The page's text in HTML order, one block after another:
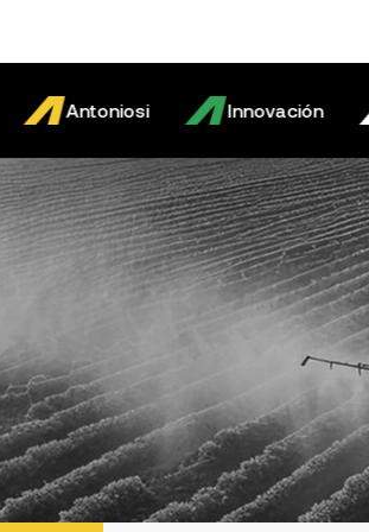
Antoniosi Innovación